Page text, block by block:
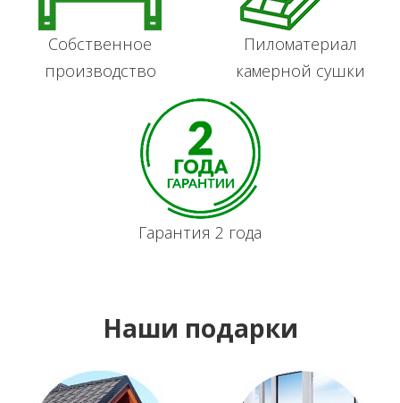
Собственное
производство
Пиломатериал
камерной сушки
Гарантия 2 года
Наши подарки